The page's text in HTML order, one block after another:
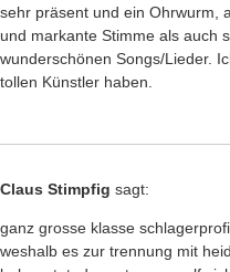
sehr präsent und ein Ohrwurm,
und markante Stimme als auch
wunderschönen Songs/Lieder.
tollen Künstler haben.
Claus Stimpfig sagt:
ganz grosse klasse
weshalb es zur trennung mit